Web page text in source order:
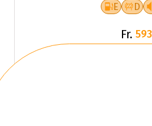
E D
Fr.